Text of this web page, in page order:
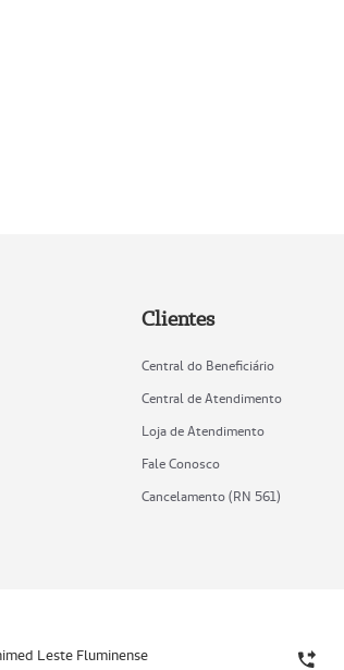
Clientes
Central do Beneficiário
Central de Atendimento
Loja de Atendimento
Fale Conosco
Cancelamento (RN 561)
Leste Fluminense